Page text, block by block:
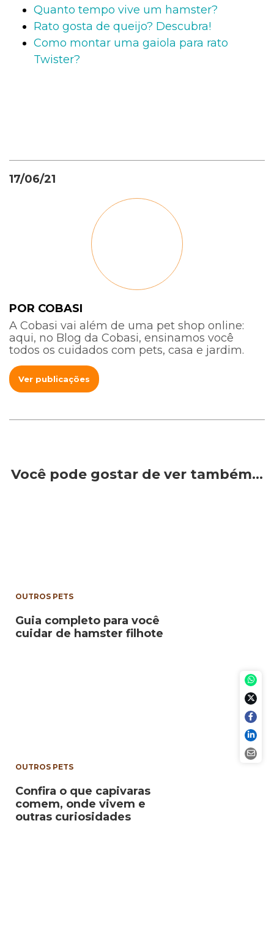
Quanto tempo vive um hamster?
Rato gosta de queijo? Descubra!
Como montar uma gaiola para rato
Twister?
17/06/21
POR COBASI
A Cobasi vai além de uma pet shop online:
aqui, no Blog da Cobasi, ensinamos você
todos os cuidados com pets, casa e jardim.
Ver publicações
Você pode gostar de ver também…
OUTROS PETS
Guia completo para você
cuidar de hamster filhote
OUTROS PETS
Confira o que capivaras
comem, onde vivem e
outras curiosidades